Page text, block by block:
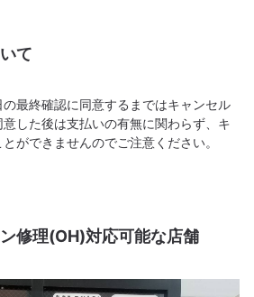
て
最終確認に同意するまではキャンセル
した後は支払いの有無に関わらず、キ
ができませんのでご注意ください。
修理(OH)対応可能な店舗